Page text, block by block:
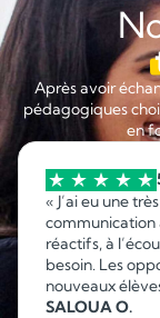
Après avoir
pédagogiques
en
« J’ai eu une
communication
réactifs, à
besoin. Les
nouveaux
fonction de
SALOUA O.